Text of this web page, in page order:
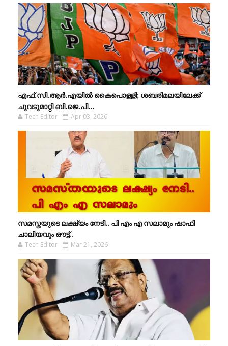
എഫ്​.സി.ആർ.എയിൽ കൈപൊള്ളി; ശബരിമലയിലേക്ക്​
ചുവടുമാറ്റി ബി.ജെ.പി...
Tech Editor Apr 03, 2026
സമസ്തയുടെ ലക്ഷ്യം നേടി.. പി എം എ സലാമും ഷാഫി
ചാലിയവും ഔട്ട്..
Tech Editor Mar 21, 2026